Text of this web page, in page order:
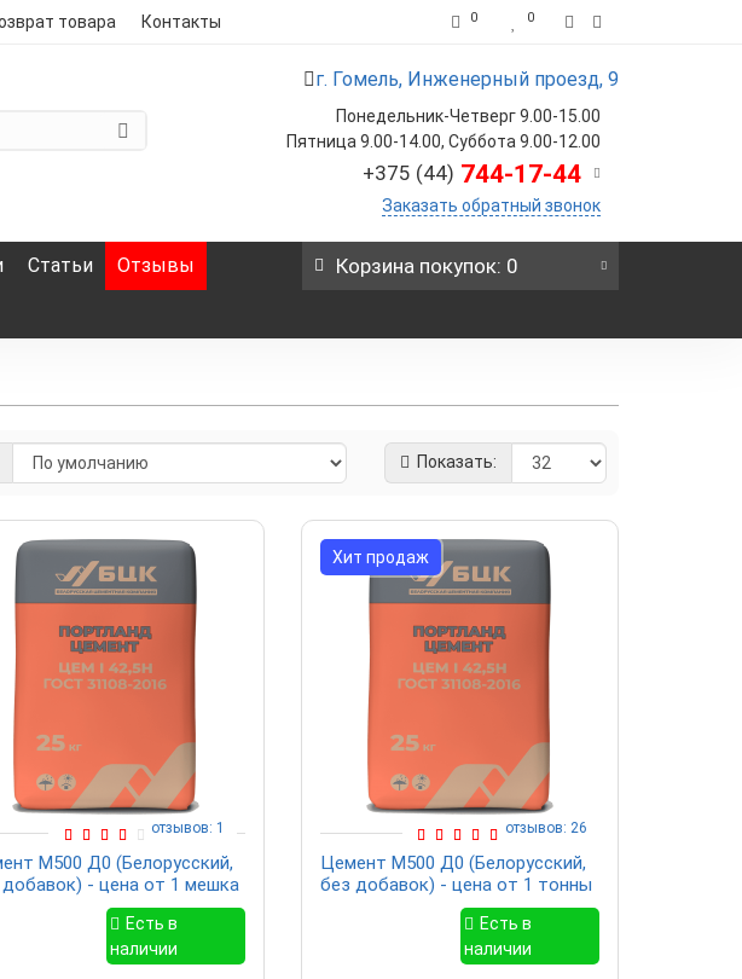
товара Контакты 0 0
г. Гомель, Инженерный проезд, 9
Понедельник-Четверг 9.00-15.00
Пятница 9.00-14.00, Суббота 9.00-12.00
+375 (44) 744-17-44
Заказать обратный звонок
Статьи Отзывы Корзинапокупок: 0
Показать:
М500 Д0 (Белорусский,
- цена от 1 мешка
отзывов: 1
Есть в
наличии
Хит продаж
Цемент М500 Д0 (Белорусский,
без добавок) - цена от 1 тонны
отзывов: 26
Есть в
наличии